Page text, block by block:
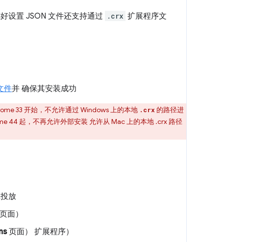
设置 JSON 文件还支持通过 .crx 扩展程序文
件并 确保其安装成功
33 开始，不允许通过 Windows 上的本地 .crx 的路径进
44 起，不再允许外部安装 允许从 Mac 上的本地 .crx 路径
放
面）
页面） 扩展程序）